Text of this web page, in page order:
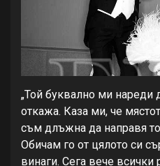
„Той буквално ми нареди
откажа. Каза ми, че
съм длъжна да направя
Обичам го от цялото си
винаги. Сега вече всички